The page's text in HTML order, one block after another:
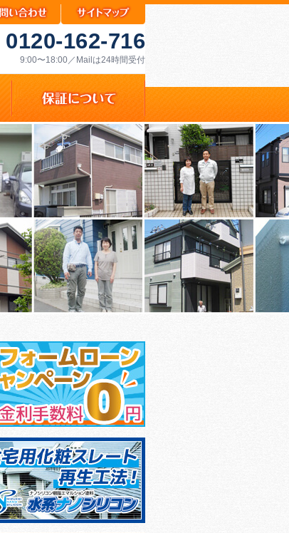
0120-162-716
9:00〜18:00／Mailは24時間受付